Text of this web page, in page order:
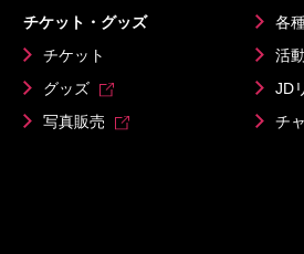
チケット・グッズ
チケット
グッズ
写真販売
各
活
JD
チ